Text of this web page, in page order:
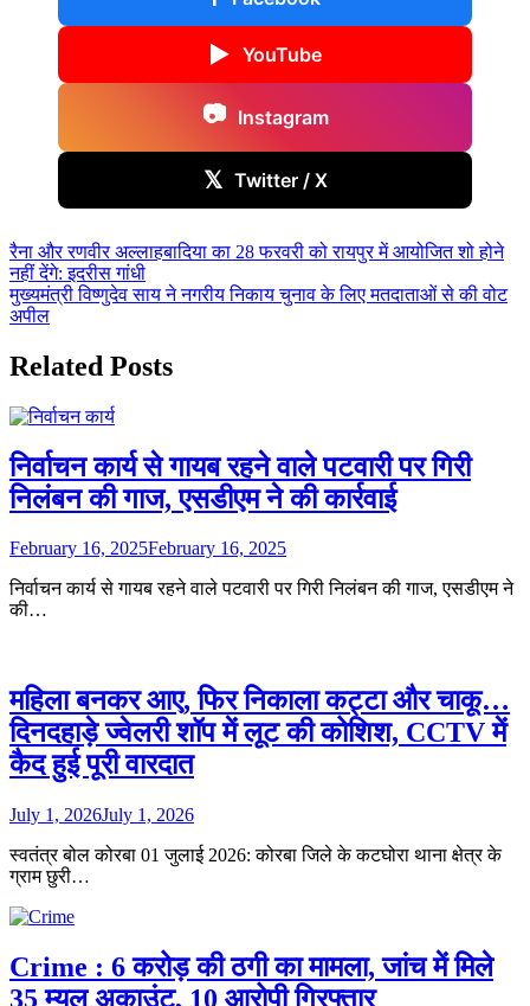
▶ YouTube
📷 Instagram
𝕏 Twitter / X
Post
navigation
रैना और रणवीर अल्लाहबादिया का 28 फरवरी को रायपुर में आयोजित शो होने
नहीं देंगे: इदरीस गांधी
मुख्यमंत्री विष्णुदेव साय ने नगरीय निकाय चुनाव के लिए मतदाताओं से की वोट
अपील
Related Posts
निर्वाचन कार्य से गायब रहने वाले पटवारी पर गिरी
निलंबन की गाज, एसडीएम ने की कार्रवाई
February 16, 2025February 16, 2025
निर्वाचन कार्य से गायब रहने वाले पटवारी पर गिरी निलंबन की गाज, एसडीएम ने
की…
महिला बनकर आए, फिर निकाला कट्टा और चाकू…
दिनदहाड़े ज्वेलरी शॉप में लूट की कोशिश, CCTV में
कैद हुई पूरी वारदात
July 1, 2026July 1, 2026
स्वतंत्र बोल कोरबा 01 जुलाई 2026: कोरबा जिले के कटघोरा थाना क्षेत्र के
ग्राम छुरी…
Crime : 6 करोड़ की ठगी का मामला, जांच में मिले
35 म्यूल अकाउंट, 10 आरोपी गिरफ्तार